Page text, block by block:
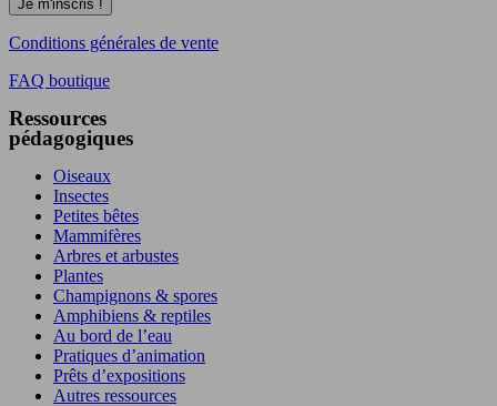
Conditions générales de vente
FAQ boutique
Ressources
pédagogiques
Oiseaux
Insectes
Petites bêtes
Mammifères
Arbres et arbustes
Plantes
Champignons & spores
Amphibiens & reptiles
Au bord de l’eau
Pratiques d’animation
Prêts d’expositions
Autres ressources